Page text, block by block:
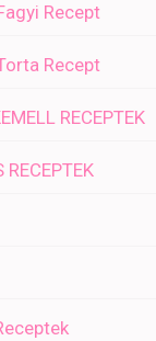
Recept
Recept
RECEPTEK
RECEPTEK